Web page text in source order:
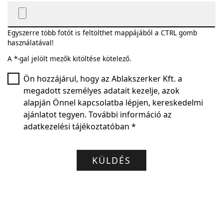
Egyszerre több fotót is feltölthet mappájából a CTRL gomb
használatával!
A *-gal jelölt mezők kitöltése kötelező.
Ön hozzájárul, hogy az Ablakszerker Kft. a
megadott személyes adatait kezelje, azok
alapján Önnel kapcsolatba lépjen, kereskedelmi
ajánlatot tegyen. További információ az
adatkezelési tájékoztatóban *
KÜLDÉS